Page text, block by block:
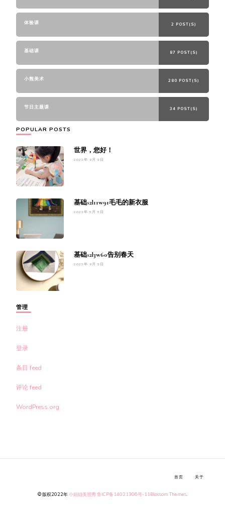
体验课 2 POST(S)
基础课 87 POST(S)
小熊美术 280 POST(S)
节日主题课 34 POST(S)
POPULAR POSTS
世界，您好！
2022年 9月 2日
基础s2l11w91毛毛的新衣服
2023年 5月 5日
基础s2l3w60告别春天
2022年 9月 2日
管理
注册
登录
条目 feed
评论 feed
WordPress.org
© 版权2022年小姐姐美照秀鲁ICP备14021306号-11 Blossom Themes.
首页 关于